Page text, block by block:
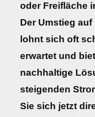
oder Freifläche
Der Umstieg
lohnt sich oft
erwartet und
nachhaltige
steigenden
Sie sich jetzt